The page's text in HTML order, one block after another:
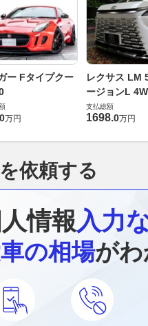
ー Fタイプクー
0万円
レクサス LM
ージョンL
支払総額
1698.0万円
依頼する
情報入力
の相場が